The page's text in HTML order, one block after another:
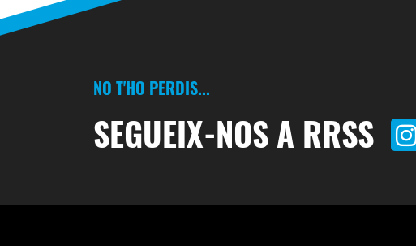
NO T'HO PERDIS...
SEGUEIX-NOS A RRSS